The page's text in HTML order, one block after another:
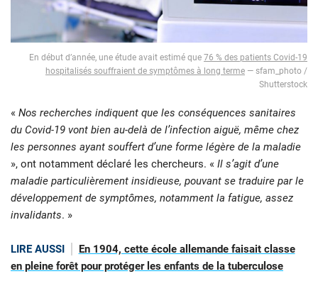
En début d’année, une étude avait estimé que 76 % des patients Covid-19
hospitalisés souffraient de symptômes à long terme — sfam_photo /
Shutterstock
« Nos recherches indiquent que les conséquences sanitaires
du Covid-19 vont bien au-delà de l’infection aiguë, même chez
les personnes ayant souffert d’une forme légère de la maladie
», ont notamment déclaré les chercheurs. « Il s’agit d’une
maladie particulièrement insidieuse, pouvant se traduire par le
développement de symptômes, notamment la fatigue, assez
invalidants. »
LIRE AUSSI
En 1904, cette école allemande faisait classe
en pleine forêt pour protéger les enfants de la tuberculose